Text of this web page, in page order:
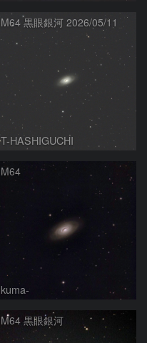
M64 黒眼銀河 2026/05/11
T-HASHIGUCHI
M64
kuma-
M64 黒眼銀河